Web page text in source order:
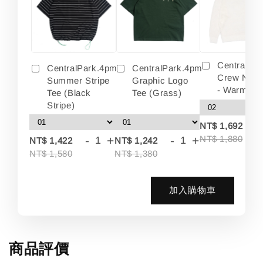
CentralPark.4pm
Summer Stripe
Tee (Black
Stripe)
NT$ 1,422
NT$ 1,580
- +
CentralPark.4pm
Graphic Logo
Tee (Grass)
NT$ 1,242
NT$ 1,380
- +
Crew
- Warm
NT$ 1,692
NT$ 1,880
加入購物車
商品評價